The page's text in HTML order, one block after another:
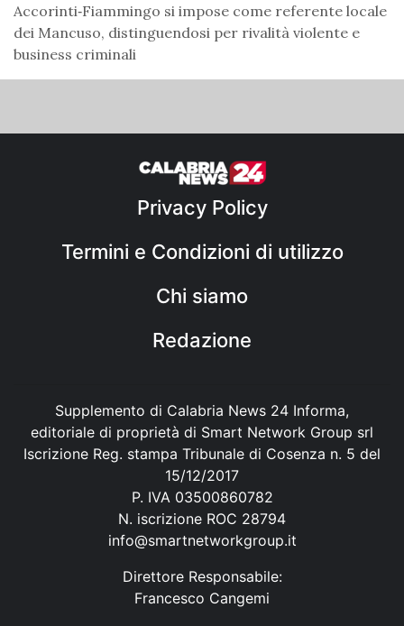
Accorinti‑Fiammingo si impose come referente locale
dei Mancuso, distinguendosi per rivalità violente e
business criminali
Privacy Policy
Termini e Condizioni di utilizzo
Chi siamo
Redazione
Supplemento di Calabria News 24 Informa,
editoriale di proprietà di Smart Network Group srl
Iscrizione Reg. stampa Tribunale di Cosenza n. 5 del
15/12/2017
P. IVA 03500860782
N. iscrizione ROC 28794
info@smartnetworkgroup.it
Direttore Responsabile:
Francesco Cangemi